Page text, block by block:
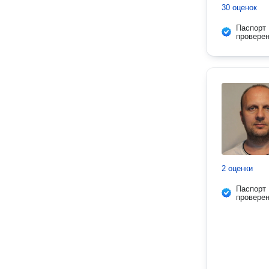
30 оценок
Паспорт
проверен
2 оценки
Паспорт
проверен